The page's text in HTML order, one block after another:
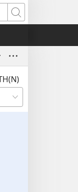
Αναζήτηση